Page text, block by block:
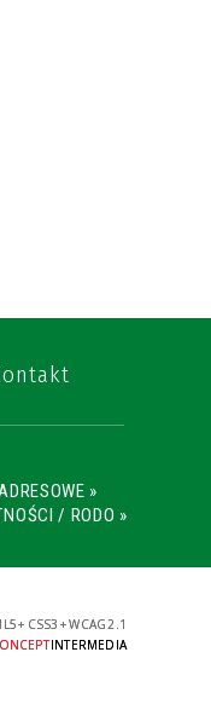
»
/ RODO »
+ CSS3 +WCAG 2.1
INTERMEDIA